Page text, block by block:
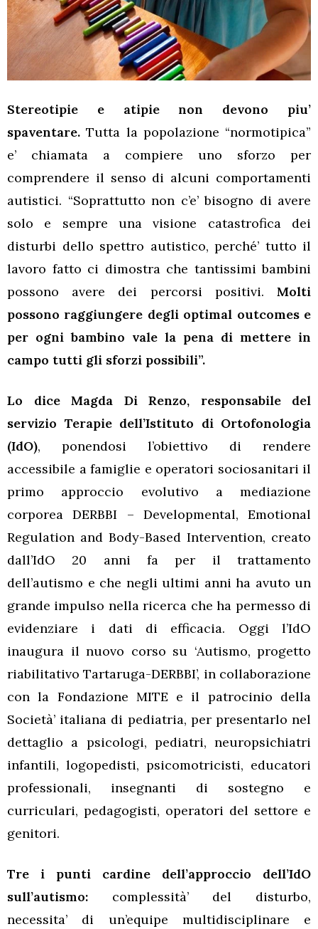
Stereotipie e atipie non devono piu’
spaventare.Tutta la popolazione “normotipica”
e’ chiamata a compiere uno sforzo per
comprendere il senso di alcuni comportamenti
autistici. “Soprattutto non c’e’ bisogno di avere
solo e sempre una visione catastrofica dei
disturbi dello spettro autistico, perché’ tutto il
lavoro fatto ci dimostra che tantissimi bambini
possono avere dei percorsi positivi. Molti
possono raggiungere degli optimal outcomes e
per ogni bambino vale la pena di mettere in
campo tutti gli sforzi possibili”.
Lo dice Magda Di Renzo, responsabile del
servizio Terapie dell’Istituto di Ortofonologia
(IdO), ponendosi l’obiettivo di rendere
accessibile a famiglie e operatori sociosanitari il
primo approccio evolutivo a mediazione
corporea DERBBI – Developmental, Emotional
Regulation and Body-Based Intervention, creato
dall’IdO 20 anni fa per il trattamento
dell’autismo e che negli ultimi anni ha avuto un
grande impulso nella ricerca che ha permesso di
evidenziare i dati di efficacia. Oggi l’IdO
inaugura il nuovo corso su ‘Autismo, progetto
riabilitativo Tartaruga-DERBBI’, in collaborazione
con la Fondazione MITE e il patrocinio della
Società’ italiana di pediatria, per presentarlo nel
dettaglio a psicologi, pediatri, neuropsichiatri
infantili, logopedisti, psicomotricisti, educatori
professionali, insegnanti di sostegno e
curriculari, pedagogisti, operatori del settore e
genitori.
Tre i punti cardine dell’approccio dell’IdO
sull’autismo: complessità’ del disturbo,
necessita’ di un’equipe multidisciplinare e